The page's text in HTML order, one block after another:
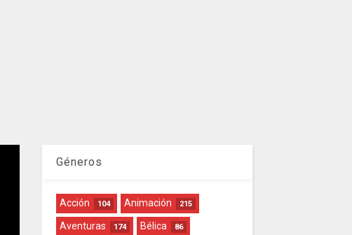
Géneros
Acción 104 Animación 215
Aventuras 174 Bélica 86